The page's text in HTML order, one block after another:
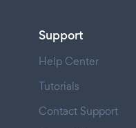
Support
Help Center
Tutorials
Contact Support